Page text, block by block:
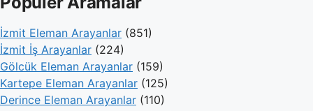
İzmit Eleman Arayanlar (851)
İzmit İş Arayanlar (224)
Gölcük Eleman Arayanlar (159)
Kartepe Eleman Arayanlar (125)
Derince Eleman Arayanlar (110)